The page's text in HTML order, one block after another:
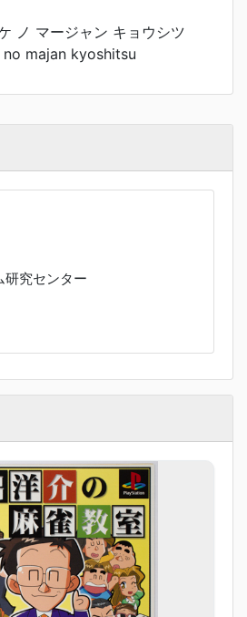
ノ マージャン キョウシツ
majan kyoshitsu
研究センター